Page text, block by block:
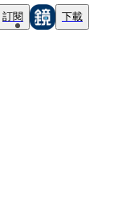
訂閱 下載